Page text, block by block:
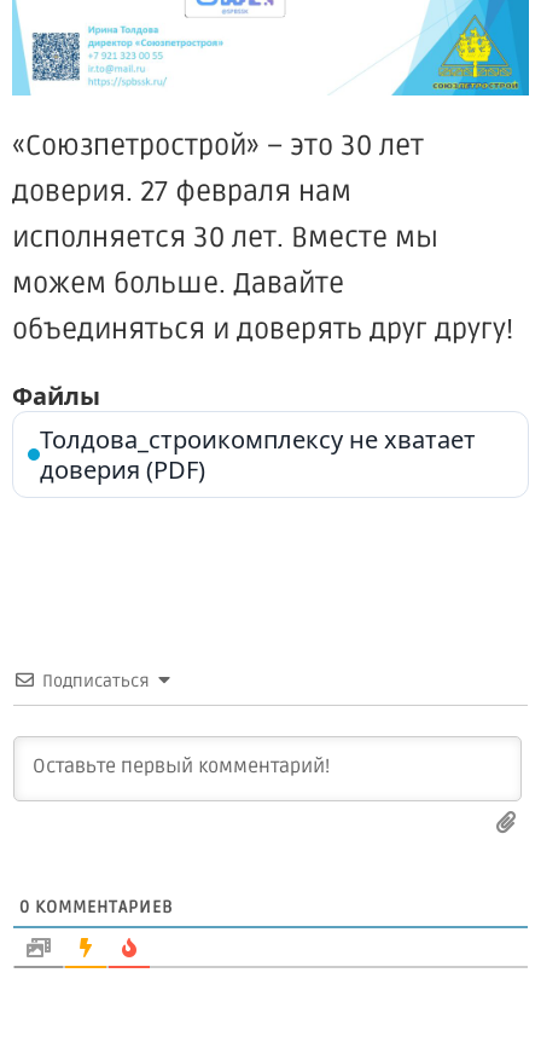
«Союзпетрострой» – это 30 лет
доверия. 27 февраля нам
исполняется 30 лет. Вместе мы
можем больше. Давайте
объединяться и доверять друг другу!
Файлы
Толдова_строикомплексу не хватает
доверия (PDF)
Подписаться
0 КОММЕНТАРИЕВ